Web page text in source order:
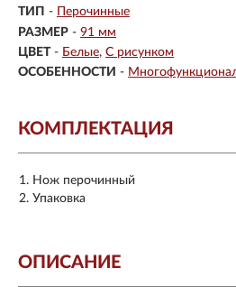
ТИП - Перочинные
РАЗМЕР - 91 мм
ЦВЕТ - Белые С рисунком
ОСОБЕННОСТИ -
КОМПЛЕКТАЦИЯ
Нож перочинный
Упаковка
ОПИСАНИЕ